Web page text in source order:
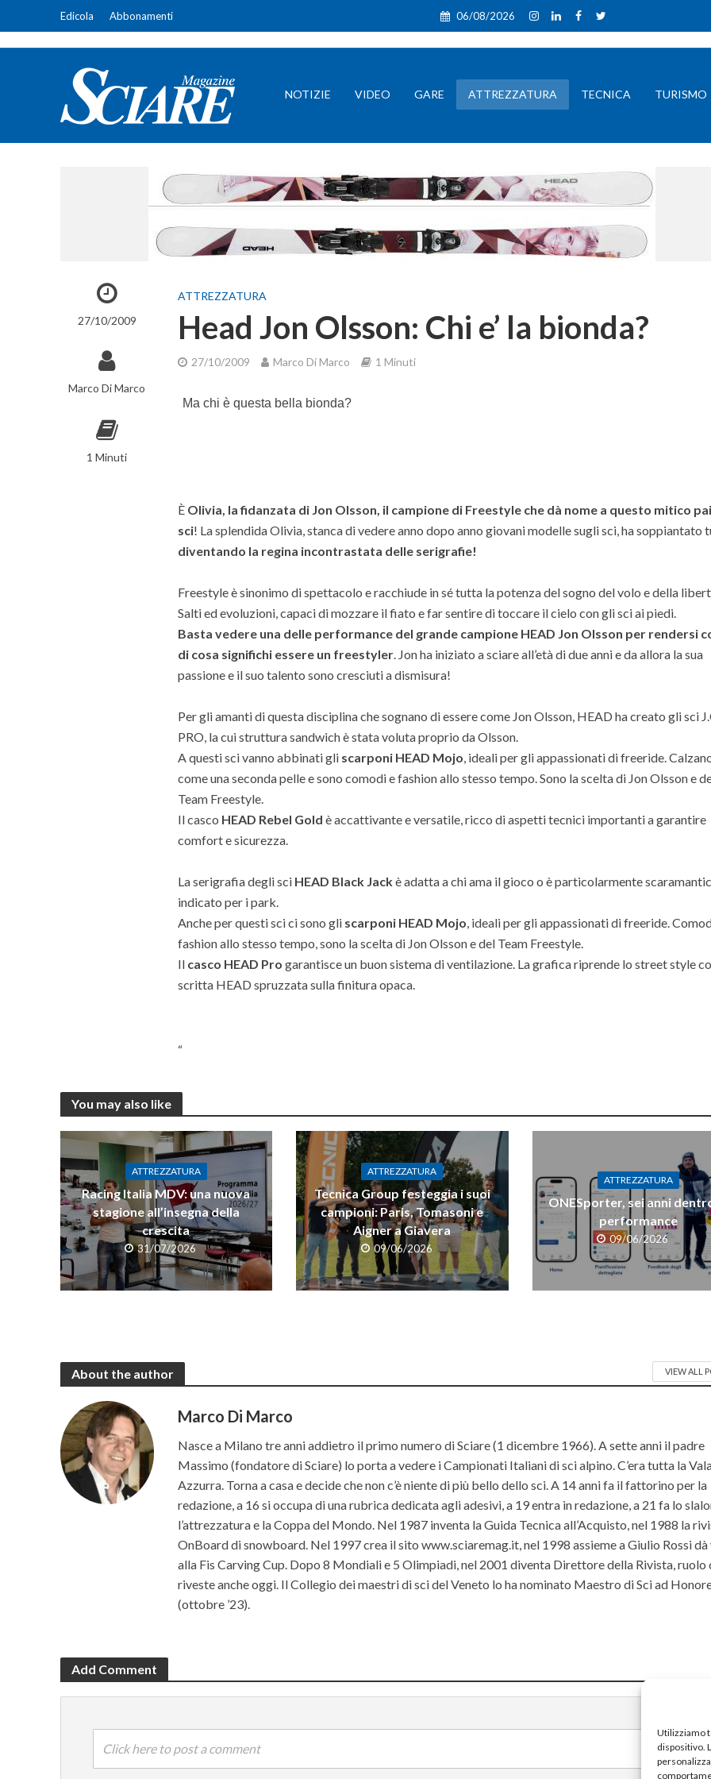
Utilizziamo
dispositivo.
Edicola Abbonamenti 06/08/2026
NOTIZIE VIDEO GARE ATTREZZATURA TECNICA TURISMO
27/10/2009
Marco Di Marco
1 Minuti
ATTREZZATURA
Head Jon Olsson: Chi e’ la bionda?
27/10/2009 Marco Di Marco 1 Minuti
Ma chi è questa bella bionda?
È Olivia, la fidanzata di Jon Olsson, il campione di Freestyle che dà nome a questo mitico
sci! La splendida Olivia, stanca di vedere anno dopo anno giovani modelle sugli sci, ha soppiantato
diventando la regina incontrastata delle serigrafie!
Freestyle è sinonimo di spettacolo e racchiude in sé tutta la potenza del sogno del volo e della
Salti ed evoluzioni, capaci di mozzare il fiato e far sentire di toccare il cielo con gli sci ai piedi.
Basta vedere una delle performance del grande campione HEAD Jon Olsson per rendersi
di cosa significhi essere un freestyler. Jon ha iniziato a sciare all’età di due anni e da allora la sua
passione e il suo talento sono cresciuti a dismisura!
Per gli amanti di questa disciplina che sognano di essere come Jon Olsson, HEAD ha creato gli sci
PRO, la cui struttura sandwich è stata voluta proprio da Olsson.
A questi sci vanno abbinati gli scarponi HEAD Mojo, ideali per gli appassionati di freeride.
come una seconda pelle e sono comodi e fashion allo stesso tempo. Sono la scelta di Jon Olsson e
Team Freestyle.
Il casco HEAD Rebel Gold è accattivante e versatile, ricco di aspetti tecnici importanti a garantire
comfort e sicurezza.
La serigrafia degli sci HEAD Black Jackè adatta a chi ama il gioco o è particolarmente
indicato per i park.
Anche per questi sci ci sono gli scarponi HEAD Mojo, ideali per gli appassionati di freeride.
fashion allo stesso tempo, sono la scelta di Jon Olsson e del Team Freestyle.
Il casco HEAD Pro garantisce un buon sistema di ventilazione. La grafica riprende lo street style
scritta HEAD spruzzata sulla finitura opaca.
“
You may also like
ATTREZZATURA
Racing Italia MDV: una nuova
stagione all’insegna della
crescita
31/07/2026
ATTREZZATURA
Tecnica Group festeggia i suoi
campioni: Paris, Tomasoni e
Aigner a Giavera
09/06/2026
ATTREZZATURA
ONESporter, sei anni
performance
09/06/2026
About the author VIEW ALL
Marco Di Marco
Nasce a Milano tre anni addietro il primo numero di Sciare (1 dicembre 1966). A sette anni il padre
Massimo (fondatore di Sciare) lo porta a vedere i Campionati Italiani di sci alpino. C’era tutta la
Azzurra. Torna a casa e decide che non c’è niente di più bello dello sci. A 14 anni fa il fattorino per la
redazione, a 16 si occupa di una rubrica dedicata agli adesivi, a 19 entra in redazione, a 21 fa lo
l’attrezzatura e la Coppa del Mondo. Nel 1987 inventa la Guida Tecnica all’Acquisto, nel 1988 la
OnBoard di snowboard. Nel 1997 crea il sito www.sciaremag.it, nel 1998 assieme a Giulio Rossi
alla Fis Carving Cup. Dopo 8 Mondiali e 5 Olimpiadi, nel 2001 diventa Direttore della Rivista, ruolo
riveste anche oggi. Il Collegio dei maestri di sci del Veneto lo ha nominato Maestro di Sci ad
(ottobre ’23).
Add Comment
Click here to post a comment